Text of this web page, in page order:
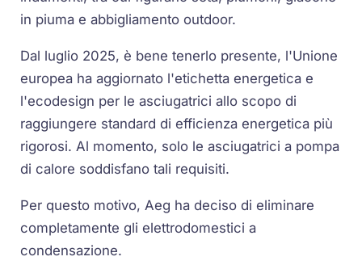
in piuma e abbigliamento outdoor.
Dal luglio 2025, è bene tenerlo presente, l'Unione
europea ha aggiornato l'etichetta energetica e
l'ecodesign per le asciugatrici allo scopo di
raggiungere standard di efficienza energetica più
rigorosi. Al momento, solo le asciugatrici a pompa
di calore soddisfano tali requisiti.
Per questo motivo, Aeg ha deciso di eliminare
completamente gli elettrodomestici a
condensazione.